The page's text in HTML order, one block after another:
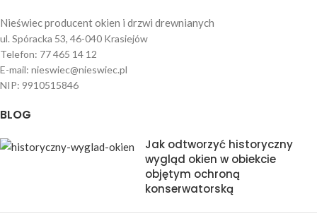
Nieświec producent okien i drzwi drewnianych
ul. Spóracka 53, 46-040 Krasiejów
Telefon: 77 465 14 12
E-mail: nieswiec@nieswiec.pl
NIP: 9910515846
BLOG
Jak odtworzyć historyczny
wygląd okien w obiekcie
objętym ochroną
konserwatorską